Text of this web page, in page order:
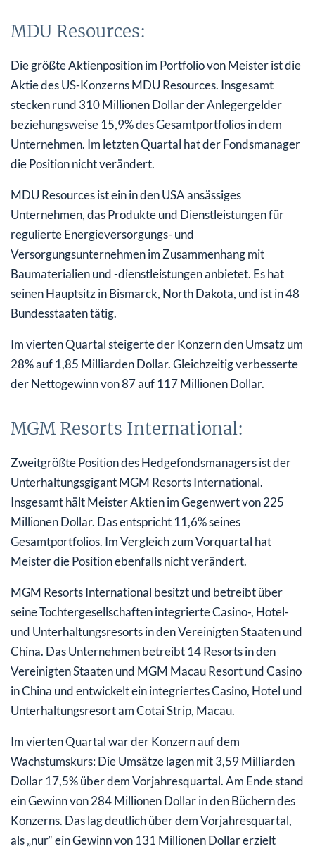
MDU Resources:
Die größte Aktienposition im Portfolio von Meister ist die
Aktie des US-Konzerns MDU Resources. Insgesamt
stecken rund 310 Millionen Dollar der Anlegergelder
beziehungsweise 15,9% des Gesamtportfolios in dem
Unternehmen. Im letzten Quartal hat der Fondsmanager
die Position nicht verändert.
MDU Resources ist ein in den USA ansässiges
Unternehmen, das Produkte und Dienstleistungen für
regulierte Energieversorgungs- und
Versorgungsunternehmen im Zusammenhang mit
Baumaterialien und -dienstleistungen anbietet. Es hat
seinen Hauptsitz in Bismarck, North Dakota, und ist in 48
Bundesstaaten tätig.
Im vierten Quartal steigerte der Konzern den Umsatz um
28% auf 1,85 Milliarden Dollar. Gleichzeitig verbesserte
der Nettogewinn von 87 auf 117 Millionen Dollar.
MGM Resorts International:
Zweitgrößte Position des Hedgefondsmanagers ist der
Unterhaltungsgigant MGM Resorts International.
Insgesamt hält Meister Aktien im Gegenwert von 225
Millionen Dollar. Das entspricht 11,6% seines
Gesamtportfolios. Im Vergleich zum Vorquartal hat
Meister die Position ebenfalls nicht verändert.
MGM Resorts International besitzt und betreibt über
seine Tochtergesellschaften integrierte Casino-, Hotel-
und Unterhaltungsresorts in den Vereinigten Staaten und
China. Das Unternehmen betreibt 14 Resorts in den
Vereinigten Staaten und MGM Macau Resort und Casino
in China und entwickelt ein integriertes Casino, Hotel und
Unterhaltungsresort am Cotai Strip, Macau.
Im vierten Quartal war der Konzern auf dem
Wachstumskurs: Die Umsätze lagen mit 3,59 Milliarden
Dollar 17,5% über dem Vorjahresquartal. Am Ende stand
ein Gewinn von 284 Millionen Dollar in den Büchern des
Konzerns. Das lag deutlich über dem Vorjahresquartal,
als „nur“ ein Gewinn von 131 Millionen Dollar erzielt